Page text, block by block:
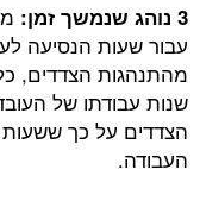
3 נוהג שנמשך זמן:
עבור שעות הנסיעה
מהתנהגות הצדדים,
שנות עבודתו של
הצדדים על כך
העבודה.